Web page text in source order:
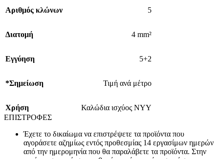
Αριθμός κλώνων 5
Διατομή 4 mm²
Εγγύηση 5+2
*Σημείωση Τιμή ανά μέτρο
Χρήση
Καλώδια ισχύος ΝΥΥ
ΕΠΙΣΤΡΟΦΕΣ
Έχετε το δικαίωμα να επιστρέψετε τα προϊόντα που
αγοράσετε αζημίως εντός προθεσμίας 14 εργασίμων ημερών
από την ημερομηνία που θα παραλάβετε τα προϊόντα. Στην